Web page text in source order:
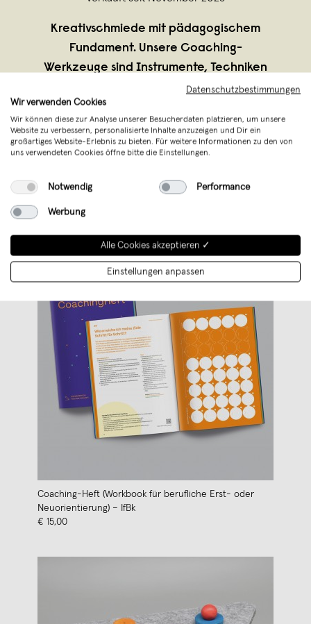
Kreativschmiede mit pädagogischem
Fundament. Unsere Coaching-
Werkzeuge sind Instrumente, Techniken
oder Ressourcen, die Coaches
verwenden, um den Coaching-Prozess
effektiver zu gestalten und ihren Klienten
bei der Zielerreichung und persönl...
Coaching-Heft (Workbook für berufliche Erst- oder
Neuorientierung) – IfBk
€ 15,00
Datenschutzbestimmungen
Wir verwenden Cookies
Wir können diese zur Analyse unserer Besucherdaten platzieren, um unsere
Website zu verbessern, personalisierte Inhalte anzuzeigen und Dir ein
großartiges Website-Erlebnis zu bieten. Für weitere Informationen zu den von
uns verwendeten Cookies öffne bitte die Einstellungen.
Notwendig Performance
Werbung
Alle Cookies akzeptieren ✓
Einstellungen anpassen